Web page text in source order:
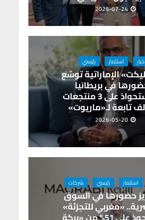
2026-07-24
اخبار استثمار رئيسي
الإماراتية توسّع
في بريطانيا
بالاستحواذ على 3 منتجعات
تابعة لـ«ماريوت»
2026-05-20
استثمار رئيسي شركات
حضورها في السوق
«مغربي للتجزئة»